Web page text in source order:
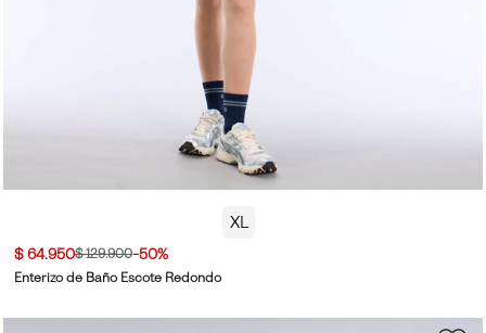
XL
$ 64.950$ 129.900-50%
Enterizo de Baño Escote Redondo